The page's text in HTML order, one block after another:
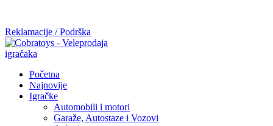
Reklamacije / Podrška
Početna
Najnovije
Igračke
Automobili i motori
Garaže, Autostaze i Vozovi